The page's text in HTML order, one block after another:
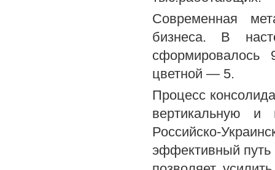
Современная
бизнеса. В
сформировалось
цветной — 5.
Процесс
вертикальную и
Российско-
эффективный путь